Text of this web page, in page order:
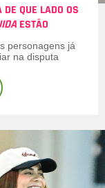
QUE LADO OS
ESTÃO
personagens já
na disputa